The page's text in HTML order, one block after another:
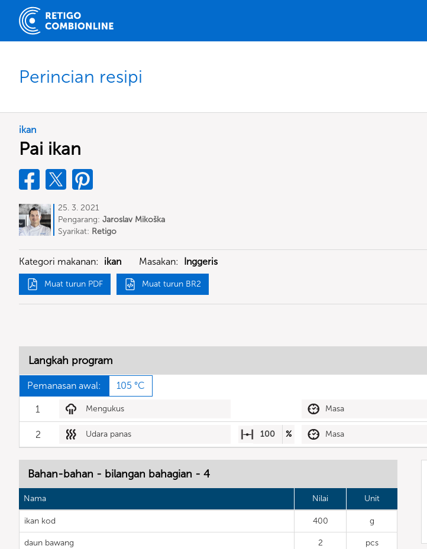
Perincian resipi
ikan
Pai ikan
25. 3. 2021
Pengarang: Jaroslav Mikoška
Syarikat: Retigo
Kategori makanan: ikan Masakan: Inggeris
Muat turun PDF Muat turun BR2
Langkah program
Pemanasan awal: 105 °C
1 Mengukus Masa
2 Udara panas 100 % Masa
Bahan-bahan - bilangan bahagian - 4
Nama Nilai Unit
ikan kod 400 g
daun bawang 2 pcs